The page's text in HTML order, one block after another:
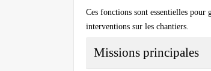
Ces fonctions sont essentielles
interventions sur les chantiers.
Missions principales